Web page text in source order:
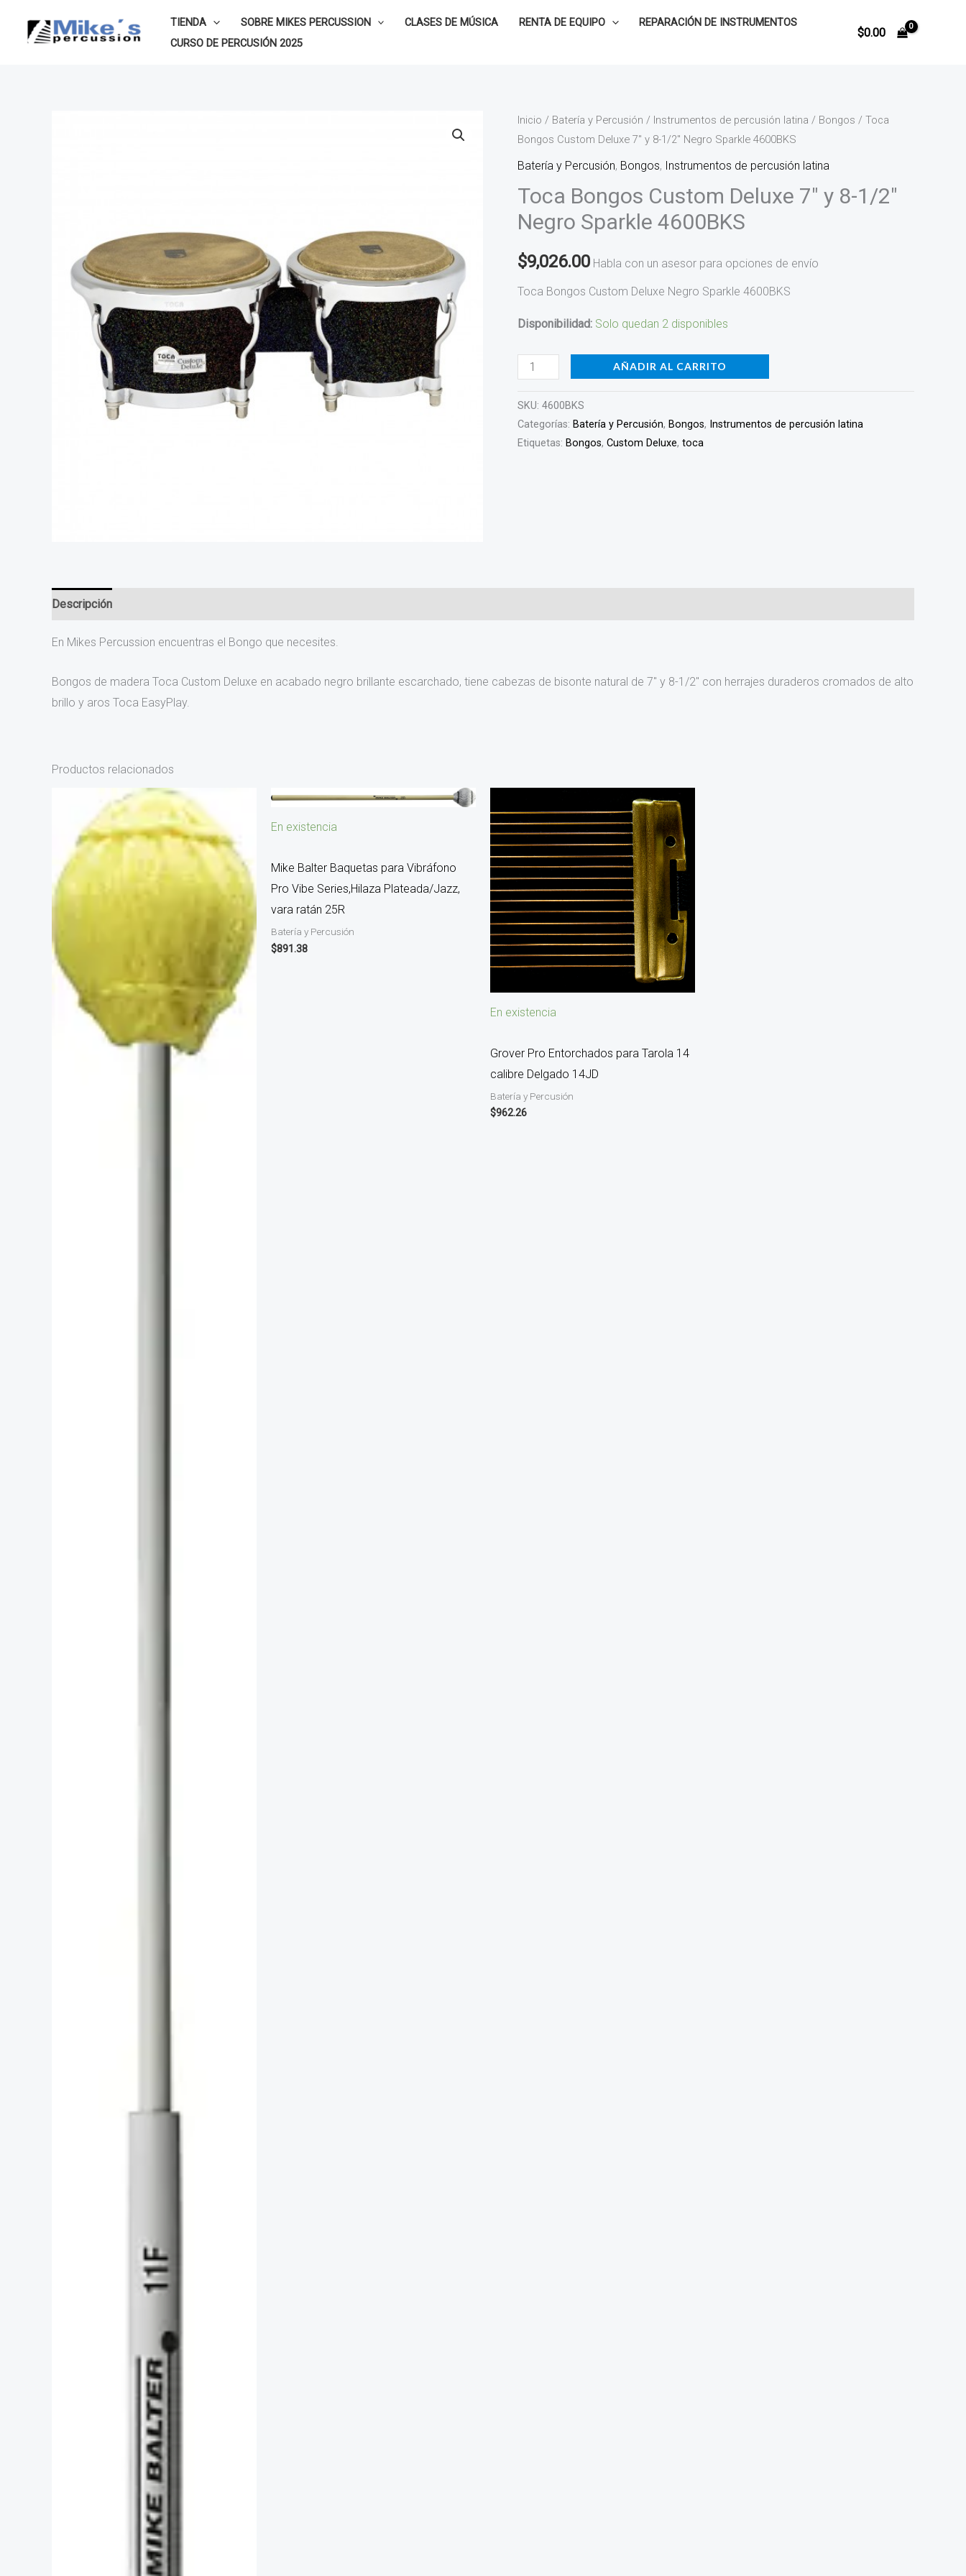
TIENDA SOBRE MIKES PERCUSSION CLASES DE MÚSICA RENTA DE EQUIPO
REPARACIÓN DE INSTRUMENTOS
CURSO DE PERCUSIÓN 2025
$0.00
Inicio / Batería y Percusión / Instrumentos de percusión latina / Bongos / Toca
Bongos Custom Deluxe 7″ y 8-1/2″ Negro Sparkle 4600BKS
Batería y Percusión, Bongos, Instrumentos de percusión latina
Toca Bongos Custom Deluxe 7″ y 8-1/2″
Negro Sparkle 4600BKS
$9,026.00 Habla con un asesor para opciones de envío
Toca Bongos Custom Deluxe Negro Sparkle 4600BKS
Disponibilidad: Solo quedan 2 disponibles
Toca
Bongos
Custom
7"
y
1/2"
Negro
4600BKS
AÑADIR AL CARRITO
SKU: 4600BKS
Categorías: Batería y Percusión, Bongos, Instrumentos de percusión latina
Etiquetas: Bongos, Custom Deluxe, toca
Descripción
En Mikes Percussion encuentras el Bongo que necesites.
Bongos de madera Toca Custom Deluxe en acabado negro brillante escarchado, tiene cabezas de bisonte natural de 7″ y 8-1/2″ con herrajes duraderos cromados de alto
brillo y aros Toca EasyPlay.
Productos relacionados
En existencia
Mike Balter Baquetas para Vibráfono
Pro Vibe Series,Hilaza Plateada/Jazz,
vara ratán 25R
Batería y Percusión
$891.38
En existencia
Grover Pro Entorchados para Tarola 14
calibre Delgado 14JD
Batería y Percusión
$962.26